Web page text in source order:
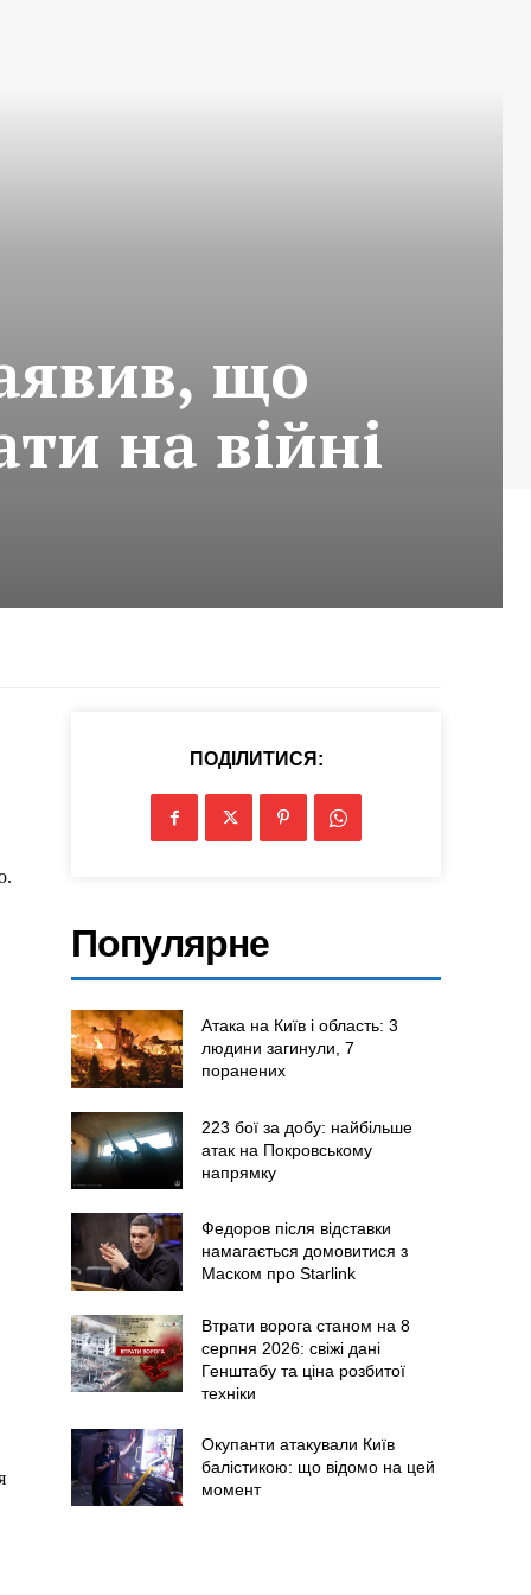
що
на війні
ПОДІЛИТИСЯ:
Популярне
Атака на Київ і область: 3
людини загинули, 7
поранених
223 бої за добу: найбільше
атак на Покровському
напрямку
Федоров після відставки
намагається домовитися з
Маском про Starlink
Втрати ворога станом на 8
серпня 2026: свіжі дані
Генштабу та ціна розбитої
техніки
Окупанти атакували Київ
балістикою: що відомо на цей
момент